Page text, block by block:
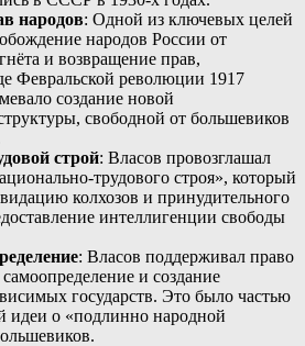
народов: Одной из ключевых целей
народов России от
и возвращение прав,
Февральской революции 1917
создание новой
свободной от большевиков
строй: Власов провозглашал
трудового строя», который
колхозов и принудительного
интеллигенции свободы
: Власов поддерживал право
и создание
государств. Это было частью
идеи о «подлинно народной